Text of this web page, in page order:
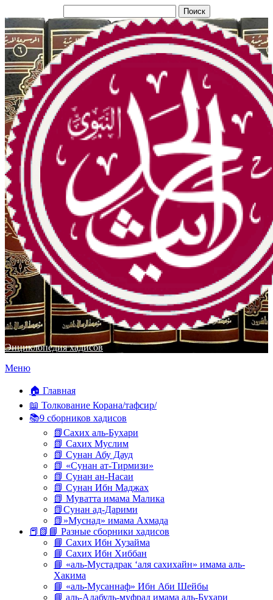
Энциклопедия хадисов
Перейти
содержимому
Меню
🏠 Главная
📖 Толкование Корана/тафсир/
📚9 сборников хадисов
📗Сахих аль-Бухари
📗 Сахих Муслим
📗 Сунан Абу Дауд
📗 «Сунан ат-Тирмизи»
📗 Сунан ан-Насаи
📗 Сунан Ибн Маджах
📗 Муватта имама Малика
📗Сунан ад-Дарими
📗»Муснад» имама Ахмада
📕📗📘 Разные сборники хадисов
📘 Сахих Ибн Хузайма
📘 Сахих Ибн Хиббан
📘 «аль-Мустадрак ‘аля сахихайн» имама аль-
Хакима
📘 «аль-Мусаннаф» Ибн Аби Шейбы
📘 аль-Адабуль-муфрад имама аль-Бухари